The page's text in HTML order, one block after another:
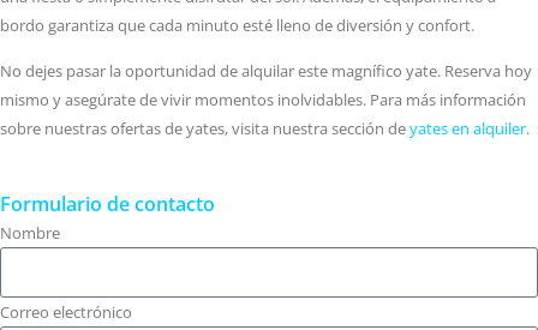
bordo garantiza que cada minuto esté lleno de diversión y confort.
No dejes pasar la oportunidad de alquilar este magnífico yate. Reserva hoy
mismo y asegúrate de vivir momentos inolvidables. Para más información
sobre nuestras ofertas de yates, visita nuestra sección deyates en alquiler.
Formulario de contacto
Nombre
Correo electrónico